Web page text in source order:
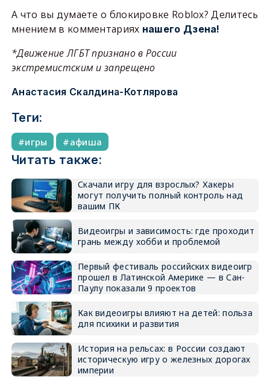
А что вы думаете о блокировке Roblox? Делитесь
мнением в комментариях нашего Дзена!
*Движение ЛГБТ признано в России
экстремистским и запрещено
Анастасия Скалдина-Котлярова
Теги:
игры афиша
Читать также:
Скачали игру для взрослых? Хакеры
могут получить полный контроль над
вашим ПК
Видеоигры и зависимость: где проходит
грань между хобби и проблемой
Первый фестиваль российских видеоигр
прошел в Латинской Америке — в Сан-
Паулу показали 9 проектов
Как видеоигры влияют на детей: польза
для психики и развития
История на рельсах: в России создают
историческую игру о железных дорогах
империи